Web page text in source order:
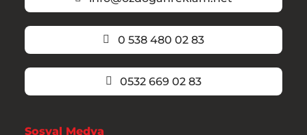
0 538 480 02 83
0532 669 02 83
Sosyal Medya